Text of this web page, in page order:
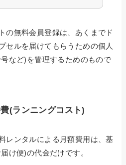
の無料会員登録は、あくまでド
セルを届けてもらうための個人
など)を管理するためのもので
(ランニングコスト)
レンタルによる月額費用は、基
け便)の代金だけです。